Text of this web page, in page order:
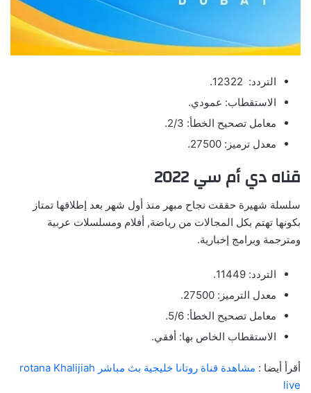
التردد: 12322.
الاستقطاب: عمودي.
معامل تصحيح الخطأ: 2/3.
معدل ترميز: 27500.
قناه دي أم سي 2022
سلسلة شهيرة حققت نجاح مبهر منذ أول شهر بعد إطلاقها تمتاز
بكونها تهتم بكل المجالات من رياضة, أفلام ومسلسلات عربية
ومترجمة وبرامج إخبارية.
التردد: 11449.
معدل الترميز: 27500.
معامل تصحيح الخطأ: 5/6.
الاستقطاب الخاص بها: أفقي.
أقرأ أيضا :
مشاهدة قناة روتانا خليجية بث مباشر rotana Khalijiah
live